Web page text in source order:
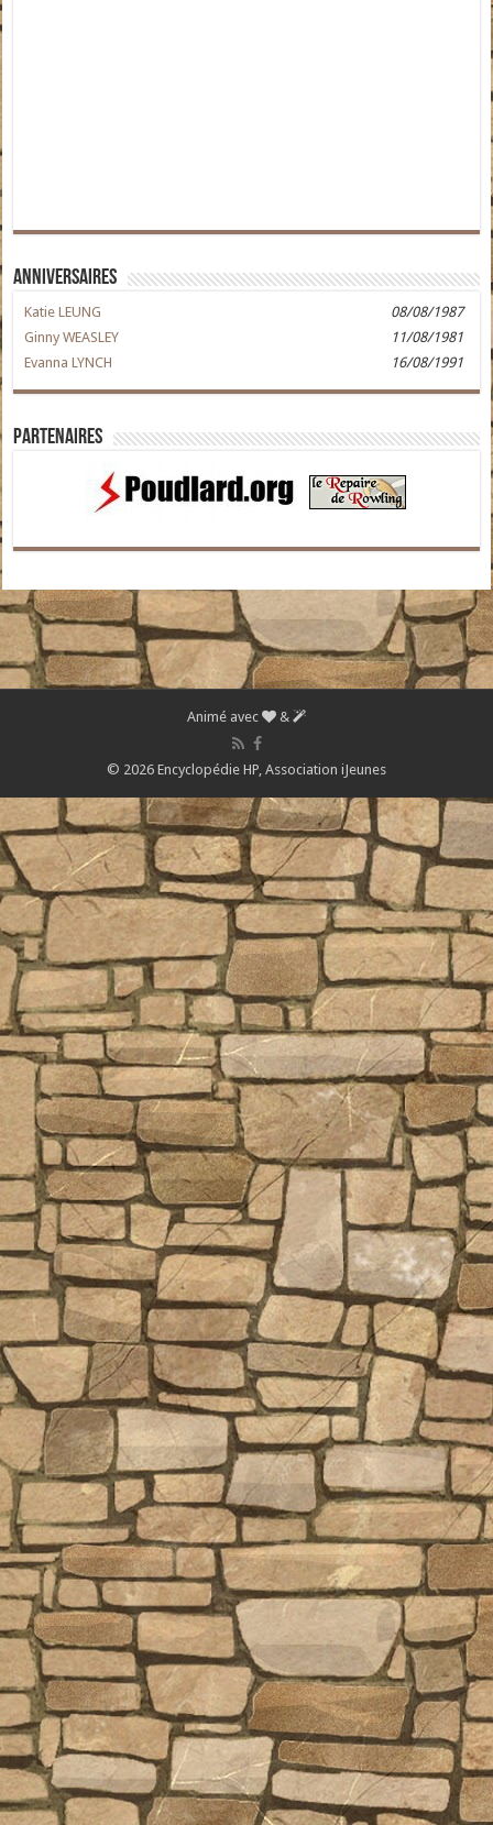
Anniversaires
Katie LEUNG
08/08/1987
Ginny WEASLEY
11/08/1981
Evanna LYNCH
16/08/1991
Partenaires
Animé avec &
© 2026 Encyclopédie HP, Association iJeunes